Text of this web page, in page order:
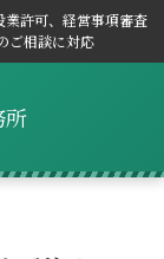
許可、経営事項審査
ご相談に対応